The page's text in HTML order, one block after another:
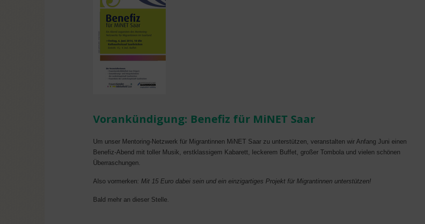
Vorankündigung: Benefiz für MiNET Saar
Um unser Mentoring-Netzwerk für Migrantinnen MiNET Saar zu unterstützen, veranstalten wir Anfang Juni einen
Benefiz-Abend mit toller Musik, erstklassigem Kabarett, leckerem Buffet, großer Tombola und vielen schönen
Überraschungen.
Also vormerken: Mit 15 Euro dabei sein und ein einzigartiges Projekt für Migrantinnen unterstützen!
Bald mehr an dieser Stelle.